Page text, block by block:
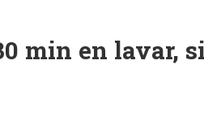
min en lavar,